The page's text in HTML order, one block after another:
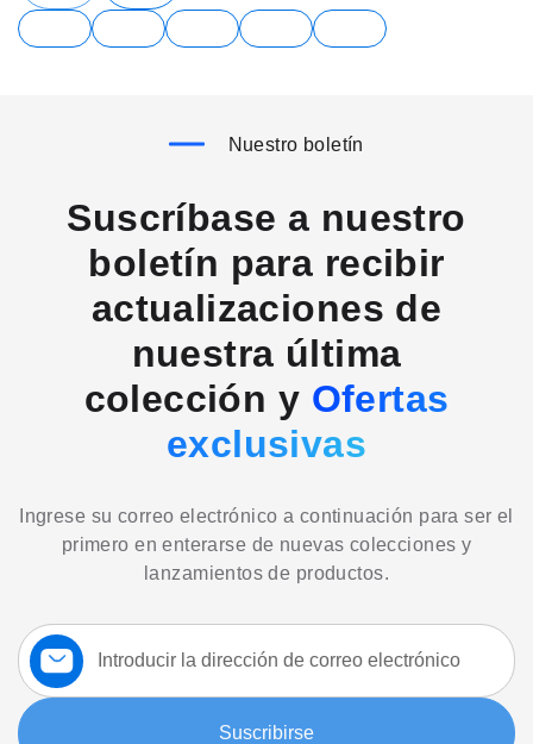
Nuestro boletín
Suscríbase a nuestro
boletín para recibir
actualizaciones de
nuestra última
colección y Ofertas
exclusivas
Ingrese su correo electrónico a continuación para ser el
primero en enterarse de nuevas colecciones y
lanzamientos de productos.
Suscríbase
a
nuestro
boletín:
Suscribirse